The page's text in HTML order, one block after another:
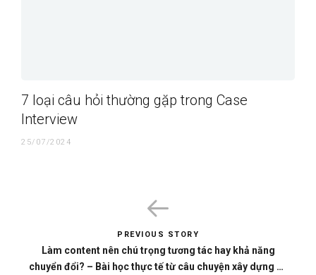
7 loại câu hỏi thường gặp trong Case
Interview
25/07/2024
PREVIOUS STORY
Làm content nên chú trọng tương tác hay khả năng
chuyển đổi? – Bài học thực tế từ câu chuyện xây dựng hệ